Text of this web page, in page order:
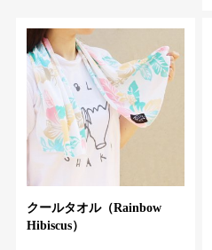
クールタオル（Rainbow
Hibiscus）